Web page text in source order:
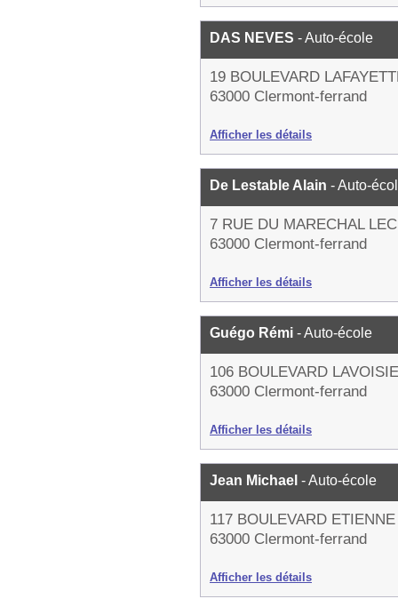
DAS NEVES - Auto-école
19 BOULEVARD
63000 Clermont-ferrand
Afficher les détails
De Lestable Alain - Auto-
7 RUE DU MARECHAL
63000 Clermont-ferrand
Afficher les détails
Guégo Rémi - Auto-école
106 BOULEVARD
63000 Clermont-ferrand
Afficher les détails
Jean Michael - Auto-école
117 BOULEVARD
63000 Clermont-ferrand
Afficher les détails